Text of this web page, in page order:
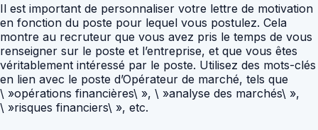
Il est important de personnaliser votre lettre de motivation
en fonction du poste pour lequel vous postulez. Cela
montre au recruteur que vous avez pris le temps de vous
renseigner sur le poste et l’entreprise, et que vous êtes
véritablement intéressé par le poste. Utilisez des mots-clés
en lien avec le poste d’Opérateur de marché, tels que
\ »opérations financières\ », \ »analyse des marchés\ »,
\ »risques financiers\ », etc.